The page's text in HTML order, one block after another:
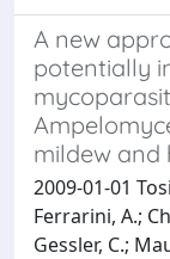
A new
potentially
mildew and
2009-01-01
Ferrarini, A.;
Gessler, C.;